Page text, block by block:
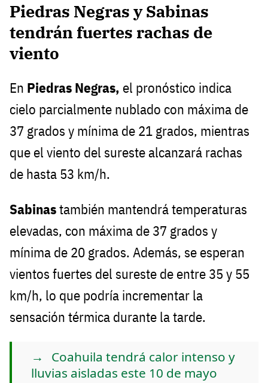
Piedras Negras y Sabinas
tendrán fuertes rachas de
viento
En Piedras Negras, el pronóstico indica
cielo parcialmente nublado con máxima de
37 grados y mínima de 21 grados, mientras
que el viento del sureste alcanzará rachas
de hasta 53 km/h.
Sabinastambién mantendrá temperaturas
elevadas, con máxima de 37 grados y
mínima de 20 grados. Además, se esperan
vientos fuertes del sureste de entre 35 y 55
km/h, lo que podría incrementar la
sensación térmica durante la tarde.
Coahuila tendrá calor intenso y
lluvias aisladas este 10 de mayo